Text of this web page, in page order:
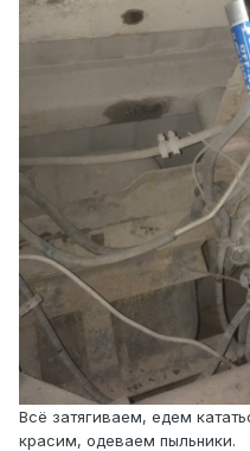
Всё затягиваем, едем
красим, одеваем пыльники.